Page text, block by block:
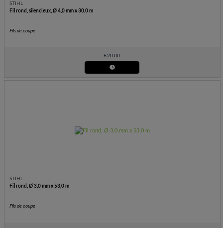
STIHL
Fil rond, silencieux, Ø 4,0 mm x 30,0 m
Fils de coupe
€20.00
STIHL
Fil rond, Ø 3,0 mm x 53,0 m
Fils de coupe